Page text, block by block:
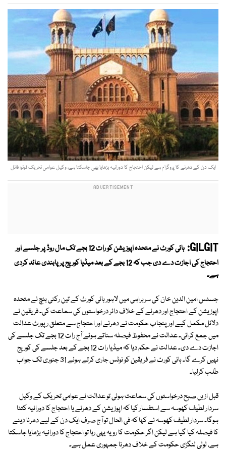
ایک دن کے دھرنے کا پروگرام ہے لیکن احتجاج کا دورانیہ بڑھایا بھی جاسکتا ہے، وکیل عوامی تحریک فوٹو: فائل
GILGIT:
ہائی کورٹ نے متحدہ اپوزیشن کو رات 12 بجے تک مال روڈ پر جلسے اور
احتجاج کی اجازت دے دی جب کہ 12 بجے کے بعد میڈیا کوریج پر پابندی عائد کردی
ہے۔
جسٹس امین الدین خان کی سربراہی میں لاہور ہائی کورٹ کے تین رکنی بنچ نے متحدہ
اپوزیشن کے احتجاج اور دھرنے کے خلاف دائر درخواستوں کی سماعت کی۔ فریقین نے
دلائل مکمل کیے اور پنجاب حکومت نے دھرنے اور احتجاج سے متعلق رپورٹ عدالت
میں جمع کرائی۔ عدالت نے محفوظ فیصلہ سناتے ہوئے آج رات 12 بجے تک جلسے کی
اجازت دے دی۔ عدالت نے حکم دیا کہ میڈیا رات 12 بجے کے بعد جلسے کی کوریج
نہیں کرے گا۔ ہائی کورٹ نے فریقین کو نوٹس جاری کرتے ہوئے 31 جنوری تک جواب
طلب کرلیا۔
قبل ازیں صبح درخواستوں کی سماعت ہوئی تو عدالت نے عوامی تحریک کے وکیل
سردار لطیف کھوسہ سے استفسار کیا کہ اپوزیشن کے دھرنے یا احتجاج کا دورانیہ کتنا
ہوگا۔ سردار لطیف کھوسہ نے کہا کہ فی الحال تو آج صرف ایک دن کے لیے دھرنا دینے
کا فیصلہ کیا گیا ہے لیکن اگر حکومت کا رویہ یہی رہا تو احتجاج کا دورانیہ بڑھایا جاسکتا
ہے، لولی لنگڑی حکومت کے خلاف دھرنا جمہوری عمل ہے۔